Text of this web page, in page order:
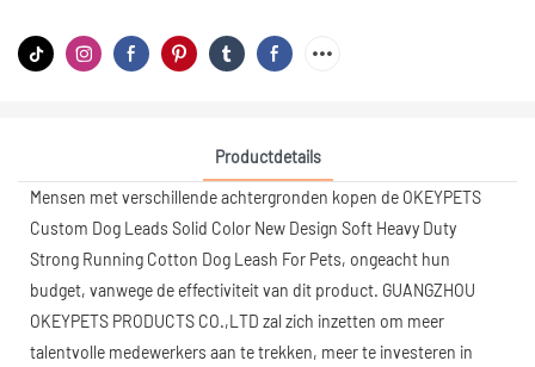
Productdetails
Mensen met verschillende achtergronden kopen de OKEYPETS
Custom Dog Leads Solid Color New Design Soft Heavy Duty
Strong Running Cotton Dog Leash For Pets, ongeacht hun
budget, vanwege de effectiviteit van dit product. GUANGZHOU
OKEYPETS PRODUCTS CO.,LTD zal zich inzetten om meer
talentvolle medewerkers aan te trekken, meer te investeren in